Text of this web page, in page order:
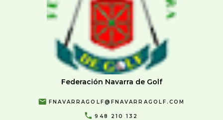
Federación Navarra de Golf
FNAVARRAGOLF@FNAVARRAGOLF.COM
948 210 132